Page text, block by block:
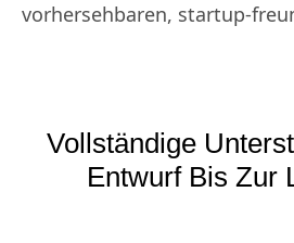
vorhersehbaren, startup-
Vollständige
Entwurf Bis Zur